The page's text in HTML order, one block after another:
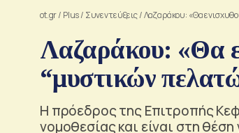
ot.gr/ Plus/ Συνεντεύξεις/Λαζαράκου: «Θα
Λαζαράκου: «Θα
“μυστικών
Η πρόεδρος της Επιτροπής
νομοθεσίας και είναι στη θέση